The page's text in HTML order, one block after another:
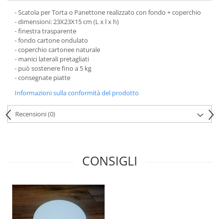
Scatole per Panettone e Rotoli
Dolci
Scatole per Uova e Figure di
Cioccolato
Scatole Personalizzate
Scatole Senza Finestra per Mini
Vassoi in Cartone
- Scatola per Torta o Panettone realizzato con fondo + coperchio
- dimensioni: 23X23X15 cm (L x l x h)
- finestra trasparente
- fondo cartone ondulato
- coperchio cartonee naturale
- manici laterali pretagliati
- può sostenere fino a 5 kg
- consegnate piatte
Informazioni sulla conformità del prodotto
Recensioni(0)
CONSIGLI